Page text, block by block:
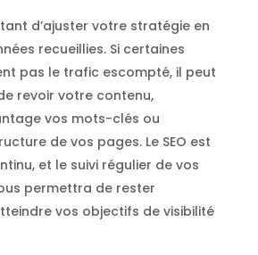
d’ajuster votre stratégie en
recueillies. Si certaines
pas le trafic escompté, il peut
revoir votre contenu,
vos mots-clés ou
de vos pages. Le SEO est
et le suivi régulier de vos
permettra de rester
vos objectifs de visibilité